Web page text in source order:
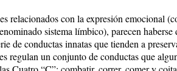
relacionados con la expresión emocional
sistema límbico), parecen
de conductas innatas que tienden a
regulan un conjunto de conductas que